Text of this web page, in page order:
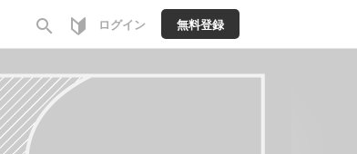
search ログイン 無料登録